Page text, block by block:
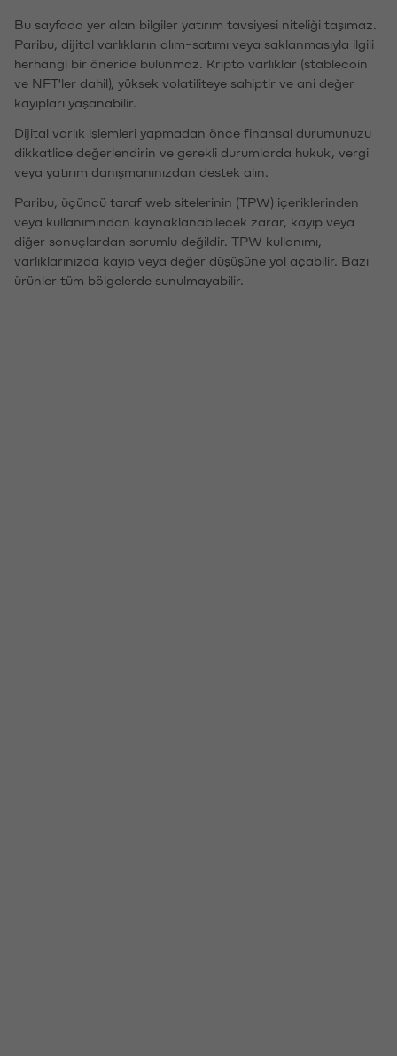
Bu sayfada yer alan bilgiler yatırım tavsiyesi niteliği taşımaz.
Paribu, dijital varlıkların alım-satımı veya saklanmasıyla ilgili
herhangi bir öneride bulunmaz. Kripto varlıklar (stablecoin
ve NFT'ler dahil), yüksek volatiliteye sahiptir ve ani değer
kayıpları yaşanabilir.
Dijital varlık işlemleri yapmadan önce finansal durumunuzu
dikkatlice değerlendirin ve gerekli durumlarda hukuk, vergi
veya yatırım danışmanınızdan destek alın.
Paribu, üçüncü taraf web sitelerinin (TPW) içeriklerinden
veya kullanımından kaynaklanabilecek zarar, kayıp veya
diğer sonuçlardan sorumlu değildir. TPW kullanımı,
varlıklarınızda kayıp veya değer düşüşüne yol açabilir. Bazı
ürünler tüm bölgelerde sunulmayabilir.